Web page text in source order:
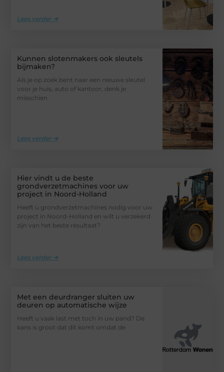
Lees verder ➜
Kunnen slotenmakers ook sleutels
bijmaken?
Als je op zoek bent naar een nieuwe sleutel
voor je huis, auto of kantoor, denk je
misschien
Lees verder ➜
Hier vindt u de beste
grondverzetmachines voor uw
project in Noord-Holland
Heeft u grondverzetmachines nodig voor uw
project in Noord-Holland en wilt u verzekerd
zijn van het beste resultaat?
Lees verder ➜
Met een deurdranger sluiten uw
deuren op automatische wijze
Heeft u vaak last met toch in uw pand? De
kans is groot dat dit komt omdat de